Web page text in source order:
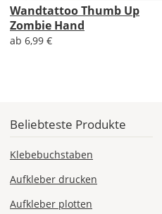
Express
Deutschland
Di., 11.08.
ab 24,98
ab 9,99 EUR*
Wandtattoo Thumb Up
Zombie Hand
ab 6,99 €
Beliebteste Produkte
Klebebuchstaben
Aufkleber drucken
Aufkleber plotten